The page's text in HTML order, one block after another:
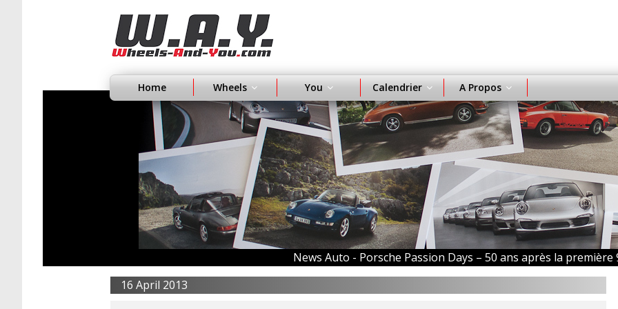
Home Wheels You Calendrier A Propos
News Auto - Porsche Passion Days – 50 ans après la première
16 April 2013